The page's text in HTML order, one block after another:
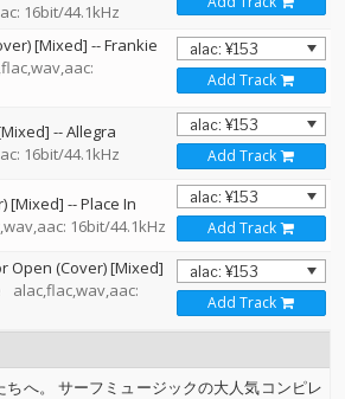
16bit/44.1kHz
[Mixed] --Frankie
Add Track
--Allegra
16bit/44.1kHz
Add Track
[Mixed] --Place In
16bit/44.1kHz Add Track
Open (Cover) [Mixed]
alac,flac,wav,aac:
Add Track
へ。 サーフミュージックの大人気コンピレ